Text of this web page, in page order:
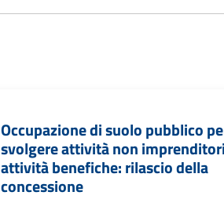
Occupazione di suolo pubblico
svolgere attività non
attività benefiche: rilascio della
concessione